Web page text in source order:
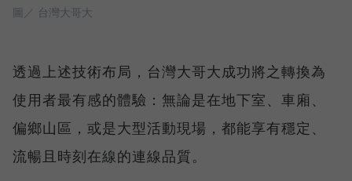
圖／ 台灣大哥大
透過上述技術布局，台灣大哥大成功將之轉換為
使用者最有感的體驗：無論是在地下室、車廂、
偏鄉山區，或是大型活動現場，都能享有穩定、
流暢且時刻在線的連線品質。